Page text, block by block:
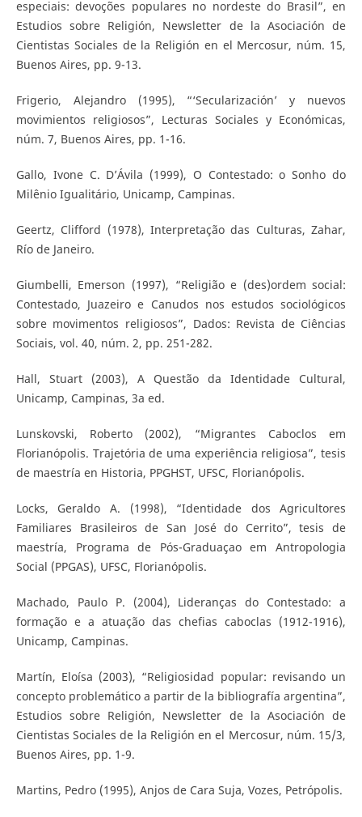
especiais: devoções populares no nordeste do Brasil”, en
Estudios sobre Religión, Newsletter de la Asociación de
Cientistas Sociales de la Religión en el Mercosur, núm. 15,
Buenos Aires, pp. 9-13.
Frigerio, Alejandro (1995), “‘Secularización’ y nuevos
movimientos religiosos”, Lecturas Sociales y Económicas,
núm. 7, Buenos Aires, pp. 1-16.
Gallo, Ivone C. D’Ávila (1999), O Contestado: o Sonho do
Milênio Igualitário, Unicamp, Campinas.
Geertz, Clifford (1978), Interpretação das Culturas, Zahar,
Río de Janeiro.
Giumbelli, Emerson (1997), “Religião e (des)ordem social:
Contestado, Juazeiro e Canudos nos estudos sociológicos
sobre movimentos religiosos”, Dados: Revista de Ciências
Sociais, vol. 40, núm. 2, pp. 251-282.
Hall, Stuart (2003), A Questão da Identidade Cultural,
Unicamp, Campinas, 3a ed.
Lunskovski, Roberto (2002), “Migrantes Caboclos em
Florianópolis. Trajetória de uma experiência religiosa”, tesis
de maestría en Historia, PPGHST, UFSC, Florianópolis.
Locks, Geraldo A. (1998), “Identidade dos Agricultores
Familiares Brasileiros de San José do Cerrito”, tesis de
maestría, Programa de Pós-Graduaçao em Antropologia
Social (PPGAS), UFSC, Florianópolis.
Machado, Paulo P. (2004), Lideranças do Contestado: a
formação e a atuação das chefias caboclas (1912-1916),
Unicamp, Campinas.
Martín, Eloísa (2003), “Religiosidad popular: revisando un
concepto problemático a partir de la bibliografía argentina”,
Estudios sobre Religión, Newsletter de la Asociación de
Cientistas Sociales de la Religión en el Mercosur, núm. 15/3,
Buenos Aires, pp. 1-9.
Martins, Pedro (1995), Anjos de Cara Suja, Vozes, Petrópolis.